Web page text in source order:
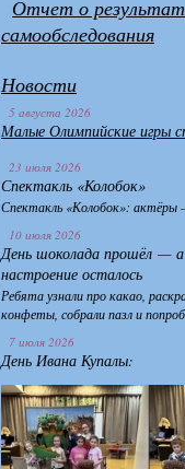
Отчет о
самообследования
Новости
5 августа 2026
Малые Олимпийские игры
23 июля 2026
Спектакль «Колобок»
Спектакль «Колобок»:
10 июля 2026
День шоколада прошёл — а
настроение осталось
Ребята узнали про какао,
конфеты, собрали пазл и
7 июля 2026
День Ивана Купалы: